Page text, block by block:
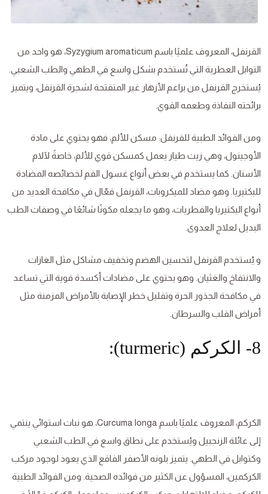
القرنفل، المعروف علميًا باسم Syzygium aromaticum، هو واحد من
التوابل العطرية التي تُستخدم بشكل واسع في الطهي والطب الشعبي.
يُستخرج القرنفل من براعم الأزهار غير المتفتحة لشجرة القرنفل، ويتميز
برائحته النفاذة وطعمه القوي.
ومن الفوائد الطبية للقرنفل: مسكن للألم، فهو يحتوي على مادة
الأوجينول، وهي زيت طيار يعمل كمسكن قوي للألم، خاصةً لآلام
الأسنان. كما يستخدم في بعض أنواع غسول الفم لخصائصه المضادة
للبكتيريا. وهو مضاد للميكروبات، القرنفل فعّال في مكافحة العديد من
أنواع البكتيريا والفطريات، وهو ما يجعله مكونًا شائعًا في وصفات الطب
البديل لعلاج العدوى.
و يُستخدم القرنفل لتحسين الهضم وتخفيف مشاكل مثل الغازات
والانتفاخ والغثيان. وهو يحتوي على مضادات أكسدة قوية التي تساعد
في مكافحة الجذور الحرة وتقليل خطر الإصابة بالأمراض المزمنة مثل
أمراض القلب والسرطان.
8- الكركم (turmeric):
الكركم، المعروف علميًا باسم Curcuma longa، هو نبات استوائي ينتمي
إلى عائلة الزنجبيل ويُستخدم على نطاق واسع في الطب الشعبي
وكتوابل في الطهي. يتميز بلونه الأصفر الفاقع الذي يعود لوجود مركب
الكركمين، المسؤول عن الكثير من فوائده الصحية. ومن الفوائد الطبية